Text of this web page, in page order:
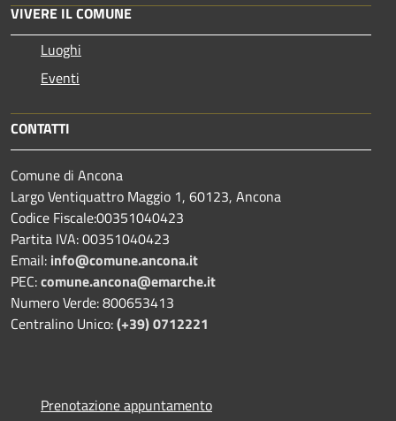
VIVERE IL COMUNE
Luoghi
Eventi
CONTATTI
Comune di Ancona
Largo Ventiquattro Maggio 1, 60123, Ancona
Codice Fiscale:00351040423
Partita IVA: 00351040423
Email: info@comune.ancona.it
PEC:comune.ancona@emarche.it
Numero Verde: 800653413
Centralino Unico:(+39) 0712221
Prenotazione appuntamento